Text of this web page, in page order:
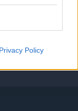
Privacy Policy